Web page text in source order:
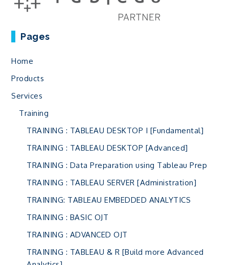
Pages
Home
Products
Services
Training
TRAINING : TABLEAU DESKTOP I [Fundamental]
TRAINING : TABLEAU DESKTOP [Advanced]
TRAINING : Data Preparation using Tableau Prep
TRAINING : TABLEAU SERVER [Administration]
TRAINING: TABLEAU EMBEDDED ANALYTICS
TRAINING : BASIC OJT
TRAINING : ADVANCED OJT
TRAINING : TABLEAU & R [Build more Advanced